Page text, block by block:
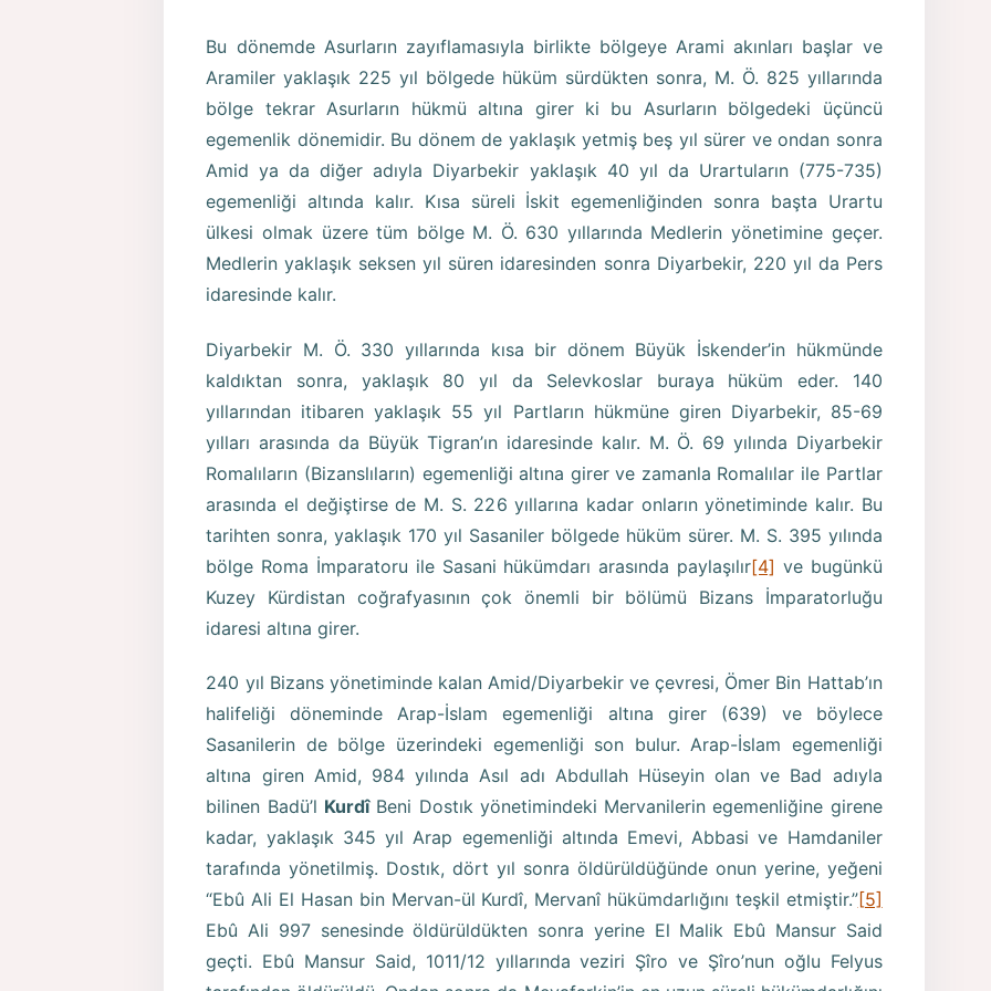
Bu dönemde Asurların zayıflamasıyla birlikte bölgeye Arami akınları başlar ve
Aramiler yaklaşık 225 yıl bölgede hüküm sürdükten sonra, M. Ö. 825 yıllarında
bölge tekrar Asurların hükmü altına girer ki bu Asurların bölgedeki üçüncü
egemenlik dönemidir. Bu dönem de yaklaşık yetmiş beş yıl sürer ve ondan sonra
Amid ya da diğer adıyla Diyarbekir yaklaşık 40 yıl da Urartuların (775-735)
egemenliği altında kalır. Kısa süreli İskit egemenliğinden sonra başta Urartu
ülkesi olmak üzere tüm bölge M. Ö. 630 yıllarında Medlerin yönetimine geçer.
Medlerin yaklaşık seksen yıl süren idaresinden sonra Diyarbekir, 220 yıl da Pers
idaresinde kalır.
Diyarbekir M. Ö. 330 yıllarında kısa bir dönem Büyük İskender’in hükmünde
kaldıktan sonra, yaklaşık 80 yıl da Selevkoslar buraya hüküm eder. 140
yıllarından itibaren yaklaşık 55 yıl Partların hükmüne giren Diyarbekir, 85-69
yılları arasında da Büyük Tigran’ın idaresinde kalır. M. Ö. 69 yılında Diyarbekir
Romalıların (Bizanslıların) egemenliği altına girer ve zamanla Romalılar ile Partlar
arasında el değiştirse de M. S. 226 yıllarına kadar onların yönetiminde kalır. Bu
tarihten sonra, yaklaşık 170 yıl Sasaniler bölgede hüküm sürer. M. S. 395 yılında
bölge Roma İmparatoru ile Sasani hükümdarı arasında paylaşılır[4] ve bugünkü
Kuzey Kürdistan coğrafyasının çok önemli bir bölümü Bizans İmparatorluğu
idaresi altına girer.
240 yıl Bizans yönetiminde kalan Amid/Diyarbekir ve çevresi, Ömer Bin Hattab’ın
halifeliği döneminde Arap-İslam egemenliği altına girer (639) ve böylece
Sasanilerin de bölge üzerindeki egemenliği son bulur. Arap-İslam egemenliği
altına giren Amid, 984 yılında Asıl adı Abdullah Hüseyin olan ve Bad adıyla
bilinen Badü’l KurdîBeni Dostık yönetimindeki Mervanilerin egemenliğine girene
kadar, yaklaşık 345 yıl Arap egemenliği altında Emevi, Abbasi ve Hamdaniler
tarafında yönetilmiş. Dostık, dört yıl sonra öldürüldüğünde onun yerine, yeğeni
“Ebû Ali El Hasan bin Mervan-ül Kurdî, Mervanî hükümdarlığını teşkil etmiştir.”[5]
Ebû Ali 997 senesinde öldürüldükten sonra yerine El Malik Ebû Mansur Said
geçti. Ebû Mansur Said, 1011/12 yıllarında veziri Şîro ve Şîro’nun oğlu Felyus